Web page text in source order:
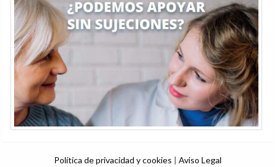
Política de privacidad y cookies | Aviso Legal